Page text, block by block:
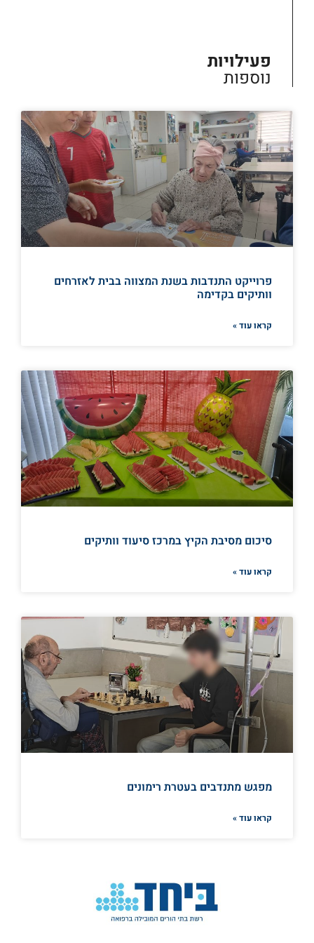
פעילויות
נוספות
פרוייקט התנדבות בשנת המצווה בבית לאזרחים
וותיקים בקדימה
קראו עוד »
סיכום מסיבת הקיץ במרכז סיעוד וותיקים
קראו עוד »
מפגש מתנדבים בעטרת רימונים
קראו עוד »